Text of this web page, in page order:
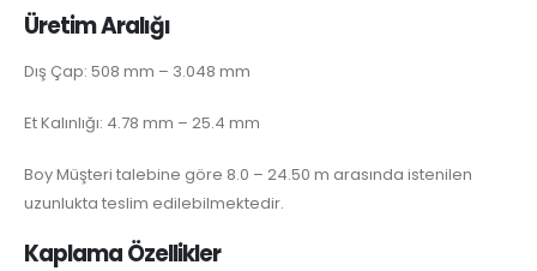
Üretim Aralığı
Dış Çap: 508 mm – 3.048 mm
Et Kalınlığı: 4.78 mm – 25.4 mm
Boy Müşteri talebine göre 8.0 – 24.50 m arasında istenilen
uzunlukta teslim edilebilmektedir.
Kaplama Özellikler